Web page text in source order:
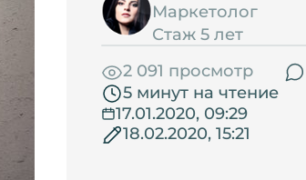
Маркетолог
Стаж 5 лет
2 091 просмотр
5 минут на чтение
17.01.2020, 09:29
18.02.2020, 15:21